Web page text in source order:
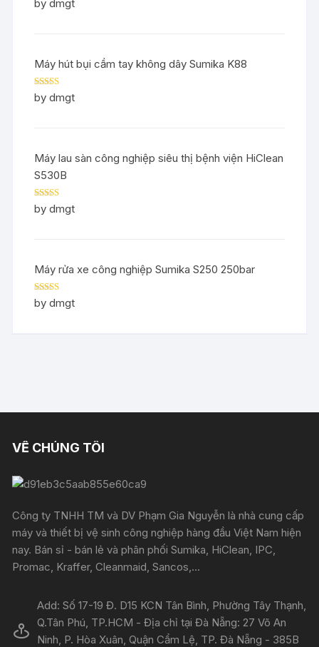
of 5
by dmgt
Máy hút bụi cầm tay không dây Sumika K88
Rated5out
of 5
by dmgt
Máy lau sàn công nghiệp siêu thị bệnh viện HiClean
S530B
Rated5out
of 5
by dmgt
Máy rửa xe công nghiệp Sumika S250 250bar
Rated5out
of 5
by dmgt
VỀ CHÚNG TÔI
Công ty TNHH TM và DV Phạm Gia Nguyễn là nhà cung cấp
máy và thiết bị vệ sinh công nghiệp hàng đầu Việt Nam hiện
nay. Bán sỉ - bán lẻ và phân phối Sumika, HiClean, IPC,
Promac, Kraffer, Cleanmaid, Sancos,...
Add: Số 17-19 Đ. D15 KCN Tân Bình, Phường Tây Thạnh,
Q.Tân Phú, TP.HCM - Địa chỉ tại Đà Nẵng: 27 Võ An
Ninh, P. Hòa Xuân, Quận Cẩm Lệ, TP. Đà Nẵng - 385B